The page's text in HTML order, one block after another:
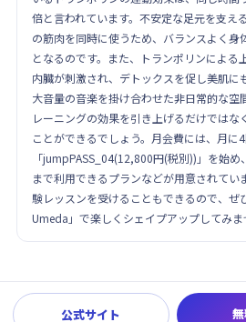
倍と言われています。不安定な足元を支え
の筋肉を同時に使うため、バランスよく身
となるのです。また、トランポリンによる
内臓が刺激され、デトックスを促し美肌に
大音量の音楽を掛け合わせた非日常的な空
レーニングの効果を引き上げるだけではな
ことができるでしょう。月会費には、月に
「jumpPASS_04(12,800円(税別))」を始
まで利用できるプランなどが用意されてい
験レッスンを受けることもできるので、
Umeda」で楽しくシェイプアップしてみま
公式サイト